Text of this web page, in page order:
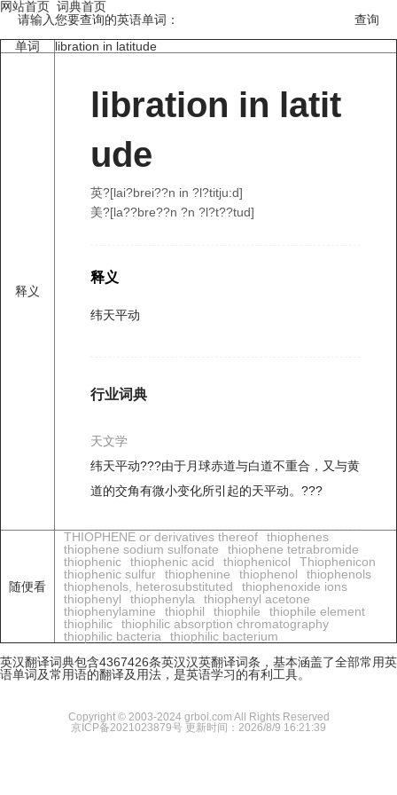
网站首页 词典首页
请输入您要查询的英语单词：
单词
libration in latitude
释义
libration in latit
ude
英?[lai?brei??n in ?l?titju:d]
美?[la??bre??n ?n ?l?t??tud]
释义
纬天平动
行业词典
天文学
纬天平动???由于月球赤道与白道不重合，又与黄
道的交角有微小变化所引起的天平动。???
随便看
THIOPHENE or derivatives thereof
thiophenes
thiophene sodium sulfonate
thiophene tetrabromide
thiophenic
thiophenic acid thiophenicol
Thiophenicon
thiophenic sulfur
thiophenine thiophenol
thiophenols
thiophenols, heterosubstituted
thiophenoxide ions
thiophenyl
thiophenyla
thiophenyl acetone
thiophenylamine
thiophil thiophile
thiophile element
thiophilic
thiophilic absorption chromatography
thiophilic bacteria
thiophilic bacterium
英汉翻译词典包含4367426条英汉汉英翻译词条，基本涵盖了全部常用英
语单词及常用语的翻译及用法，是英语学习的有利工具。
Copyright © 2003-2024 grboi.com All Rights Reserved
京ICP备2021023879号 更新时间：2026/8/9 16:21:39